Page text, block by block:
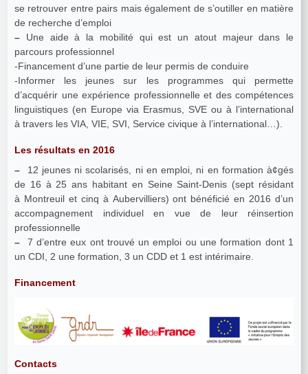
se retrouver entre pairs mais également de s’outiller en matière
de recherche d’emploi
– Une aide à la mobilité qui est un atout majeur dans le
parcours professionnel
-Financement d’une partie de leur permis de conduire
-Informer les jeunes sur les programmes qui permette
d’acquérir une expérience professionnelle et des compétences
linguistiques (en Europe via Erasmus, SVE ou à l’international
à travers les VIA, VIE, SVI, Service civique à l’international…).
Les résultats en 2016
– 12 jeunes ni scolarisés, ni en emploi, ni en formation à¢gés
de 16 à 25 ans habitant en Seine Saint-Denis (sept résidant
à Montreuil et cinq à Aubervilliers) ont bénéficié en 2016 d’un
accompagnement individuel en vue de leur réinsertion
professionnelle
– 7 d’entre eux ont trouvé un emploi ou une formation dont 1
un CDI, 2 une formation, 3 un CDD et 1 est intérimaire.
Financement
Contacts